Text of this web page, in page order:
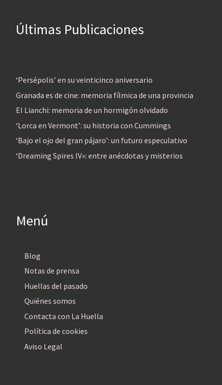
Últimas Publicaciones
‘Persépolis’ en su veinticinco aniversario
Granada es de cine: memoria fílmica de una provincia
El Lianchi: memoria de un hormigón olvidado
‘Lorca en Vermont’: su historia con Cummings
‘Bajo el ojo del gran pájaro’: un futuro especulativo
‘Dreaming Spires IV»: entre anécdotas y misterios
Menú
Blog
Notas de prensa
Huellas del pasado
Quiénes somos
Contacta con La Huella
Política de cookies
Aviso Legal